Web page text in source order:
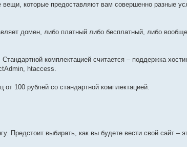
которые предоставляют вам совершенно разные
домен, либо платный либо бесплатный, либо
комплектацией считается – поддержка
htaccess.
100 рублей со стандартной комплектацией.
Предстоит выбирать, как вы будете вести свой сайт –